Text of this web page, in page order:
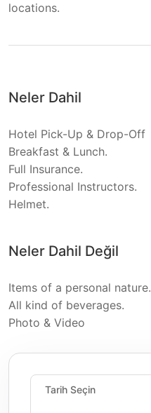
locations.
Neler Dahil
Hotel Pick-Up & Drop-Off
Breakfast & Lunch.
Full Insurance.
Professional Instructors.
Helmet.
Neler Dahil Değil
Items of a personal nature.
All kind of beverages.
Photo & Video
Tarih Seçin